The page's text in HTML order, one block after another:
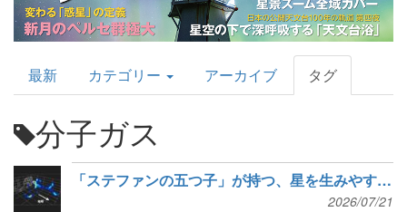
AstroArts
Topics
最新 カテゴリー アーカイブ タグ
分子ガス
「ステファンの五つ子」が持つ、星を生みやすいガス、生みにくいガス
2026/07/21